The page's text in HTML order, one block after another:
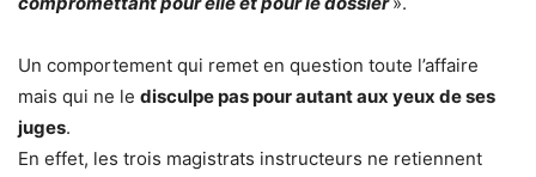
Un comportement qui remet en question toute l’affaire
mais qui ne le disculpe pas pour autant aux yeux de ses
juges.
En effet, les trois magistrats instructeurs ne retiennent